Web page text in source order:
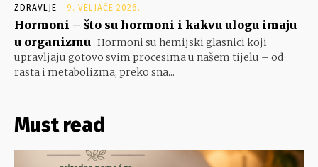
ZDRAVLJE 9. VELJAČE 2026.
Hormoni – što su hormoni i kakvu ulogu imaju
u organizmu Hormoni su hemijski glasnici koji
upravljaju gotovo svim procesima u našem tijelu – od
rasta i metabolizma, preko sna...
Must read